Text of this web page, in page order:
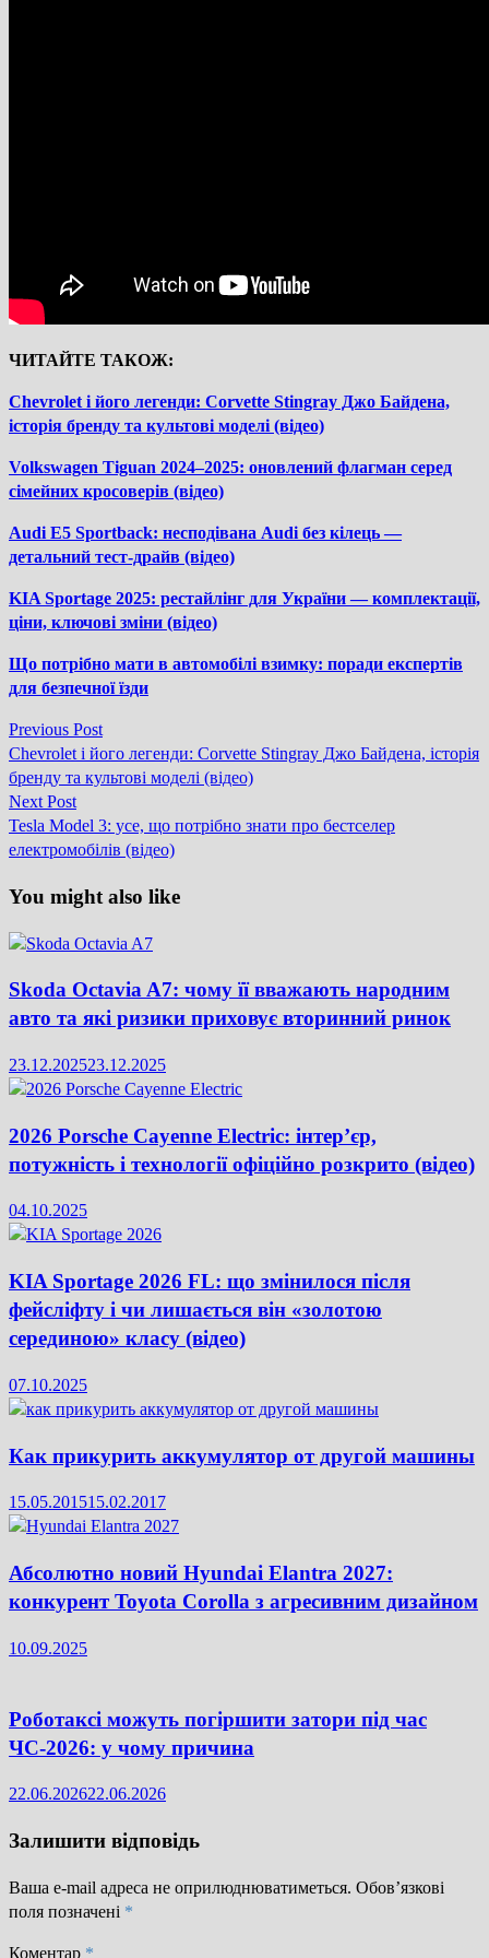
ЧИТАЙТЕ ТАКОЖ:
Chevrolet і його легенди: Corvette Stingray Джо Байдена,
історія бренду та культові моделі (відео)
Volkswagen Tiguan 2024–2025: оновлений флагман серед
сімейних кросоверів (відео)
Audi E5 Sportback: несподівана Audi без кілець —
детальний тест-драйв (відео)
KIA Sportage 2025: рестайлінг для України — комплектації,
ціни, ключові зміни (відео)
Що потрібно мати в автомобілі взимку: поради експертів
для безпечної їзди
Навігація
записів
Previous PostPrevious
post:
Chevrolet і його легенди: Corvette Stingray Джо Байдена, історія
бренду та культові моделі (відео)
Next PostNext
post:
Tesla Model 3: усе, що потрібно знати про бестселер
електромобілів (відео)
You might also like
Skoda Octavia A7: чому її вважають народним
авто та які ризики приховує вторинний ринок
23.12.202523.12.2025
2026 Porsche Cayenne Electric: інтер’єр,
потужність і технології офіційно розкрито (відео)
04.10.2025
KIA Sportage 2026 FL: що змінилося після
фейсліфту і чи лишається він «золотою
серединою» класу (відео)
07.10.2025
Как прикурить аккумулятор от другой машины
15.05.201515.02.2017
Абсолютно новий Hyundai Elantra 2027:
конкурент Toyota Corolla з агресивним дизайном
10.09.2025
Роботаксі можуть погіршити затори під час
ЧС-2026: у чому причина
22.06.202622.06.2026
Залишити відповідь
Ваша e-mail адреса не оприлюднюватиметься. Обов’язкові
поля позначені *
Коментар *